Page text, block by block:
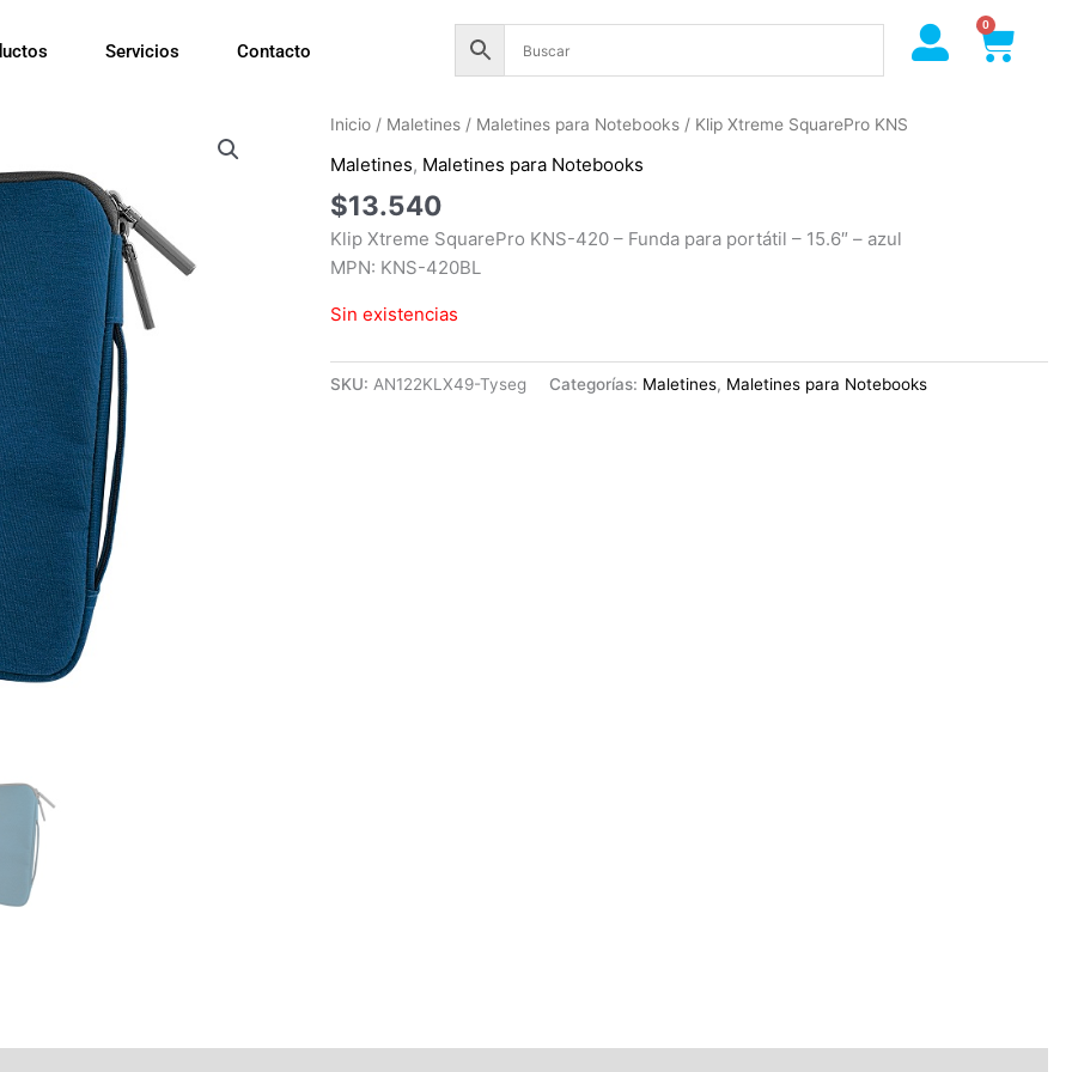
Servicios Contacto
0
Cart
Inicio / Maletines / Maletines para Notebooks / Klip Xtreme SquarePro KNS
Maletines, Maletines para Notebooks
$13.540
Klip Xtreme SquarePro KNS-420 – Funda para portátil – 15.6″ – azul
MPN: KNS-420BL
Sin existencias
SKU:AN122KLX49-Tyseg Categorías: Maletines, Maletines para Notebooks